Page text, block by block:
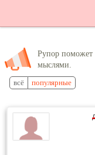
Рупор поможет
мыслями.
всё популярные